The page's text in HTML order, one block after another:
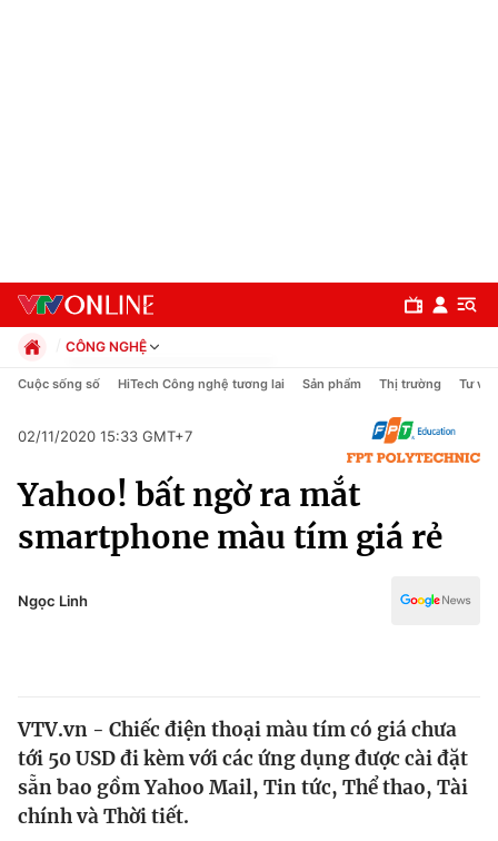
Chính trị
Thế giới
Tin tức
Kinh tế
CÔNG NGHỆ
Chính trị
Pháp luật
Thể thao
Truyền hình
Văn hóa - Giải trí
Đời sống
Cuộc sống số HiTech Công nghệ tương lai Sản phẩm Thị trường Tư vấn
02/11/2020 15:33 GMT+7
Yahoo! bất ngờ ra mắt
smartphone màu tím giá rẻ
Ngọc Linh
VTV.vn - Chiếc điện thoại màu tím có giá chưa
tới 50 USD đi kèm với các ứng dụng được cài đặt
sẵn bao gồm Yahoo Mail, Tin tức, Thể thao, Tài
chính và Thời tiết.